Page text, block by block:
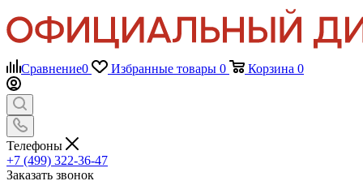
Сравнение0 Избранные товары 0 Корзина 0
Телефоны
+7 (499) 322-36-47
Заказать звонок